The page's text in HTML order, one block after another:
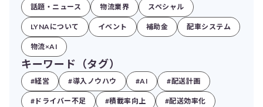
話題・ニュース 物流業界 スペシャル
LYNAについて イベント 補助金 配車システム
物流×AI
キーワード（タグ）
#経営 #導入ノウハウ #AI #配送計画
#ドライバー不足 #積載率向上 #配送効率化